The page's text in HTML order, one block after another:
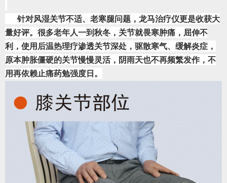
量好评。很多老年人一到秋冬，关节就畏寒肿痛，屈伸不
利，使用后温热理疗渗透关节深处，驱散寒气、缓解炎症，
原本肿胀僵硬的关节慢慢灵活，阴雨天也不再频繁发作，不
用再依赖止痛药勉强度日。